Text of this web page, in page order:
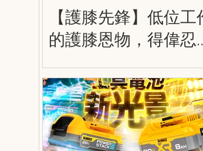
【護膝先鋒】低位工
的護膝恩物，得偉忍
護膝 DWST590012
DWST590013
DWST590014